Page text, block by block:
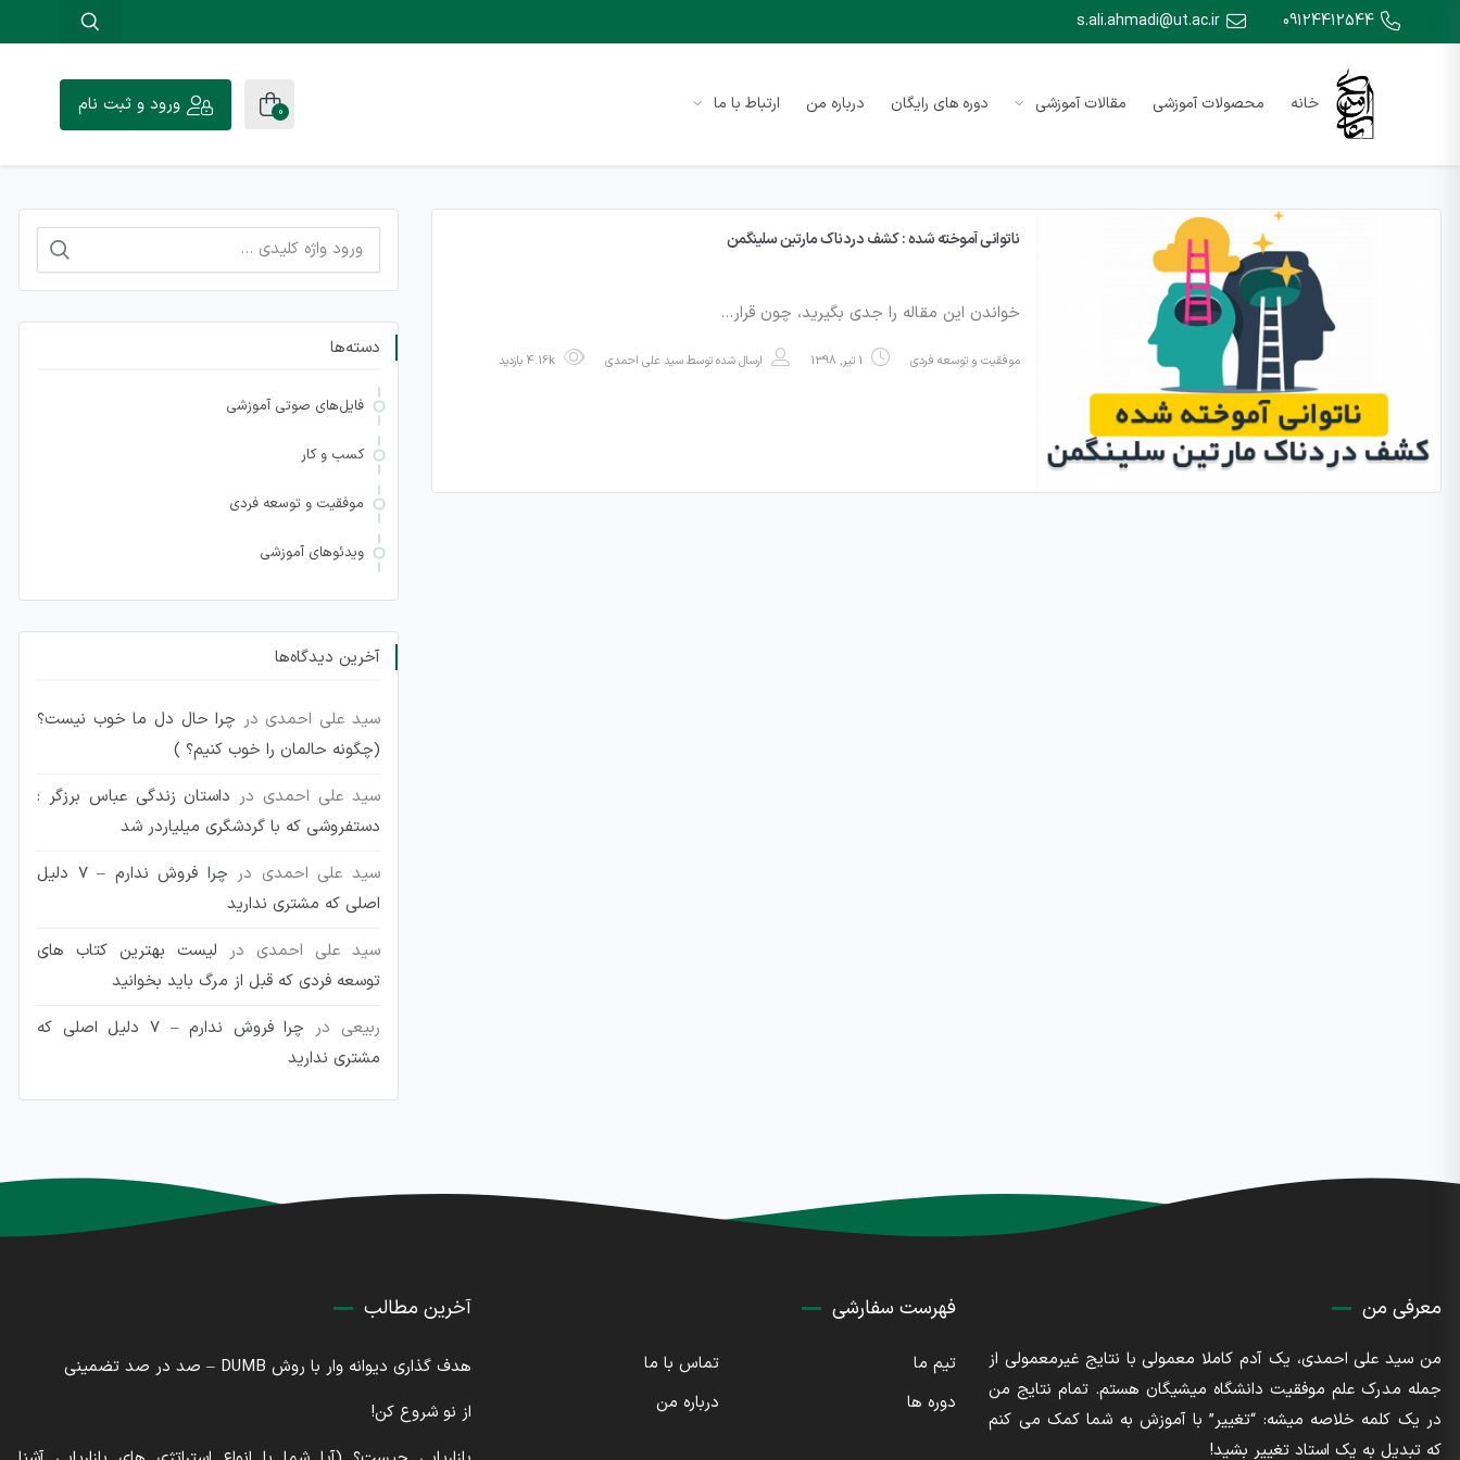
09124412544
s.ali.ahmadi@ut.ac.ir
خانه محصولات آموزشی مقالات آموزشی دوره های رایگان درباره من ارتباط با ما 0 ورود و ثبت نام
ناتوانی آموخته شده : کشف دردناک مارتین سلینگمن
خواندن این مقاله را جدی بگیرید، چون قرار…
موفقیت و توسعه فردی 1 تیر, 1398 ارسال شده توسطسید علی احمدی 4.16k بازدید
جستجو
برای:
دسته‌ها
فایل‌های صوتی آموزشی
کسب و کار
موفقیت و توسعه فردی
ویدئوهای آموزشی
آخرین دیدگاه‌ها
سید علی احمدی در چرا حال دل ما خوب نیست؟
(چگونه حالمان را خوب کنیم؟ )
سید علی احمدی در داستان زندگی عباس برزگر :
دستفروشی که با گردشگری میلیاردر شد
سید علی احمدی در
چرا فروش ندارم – 7 دلیل
اصلی که مشتری ندارید
سید علی احمدی در لیست بهترین کتاب های
توسعه فردی که قبل از مرگ باید بخوانید
ربیعی در
چرا فروش ندارم – 7 دلیل اصلی که
مشتری ندارید
معرفی من
من سید علی احمدی، یک آدم کاملا معمولی با نتایج غیرمعمولی از
جمله مدرک علم موفقیت دانشگاه میشیگان هستم. تمام نتایج من
در یک کلمه خلاصه میشه: “تغییر” با آموزش به شما کمک می کنم
که تبدیل به یک استاد تغییر بشید!
فهرست سفارشی
تیم ما
تماس با ما
دوره ها
درباره من
آخرین مطالب
هدف گذاری دیوانه وار با روش DUMB – صد در صد تضمینی
از نو شروع کن!